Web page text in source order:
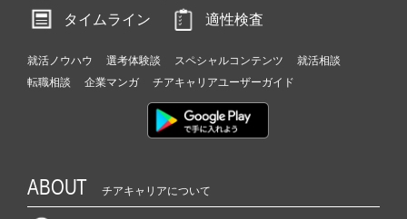
タイムライン
適性検査
就活ノウハウ 選考体験談 スペシャルコンテンツ
就活相談
転職相談
企業マンガ チアキャリアユーザーガイド
ABOUT チアキャリアについて